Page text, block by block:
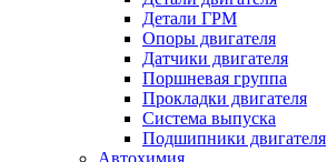
Детали ГРМ
Опоры двигателя
Датчики двигателя
Поршневая группа
Прокладки двигателя
Система выпуска
Подшипники двигателя
Автохимия